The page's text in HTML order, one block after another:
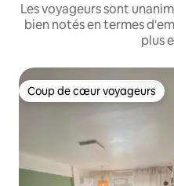
Les voyageurs sont
bien notés en termes
plus
Coup de cœur voyageurs
Coup de cœur voyageurs